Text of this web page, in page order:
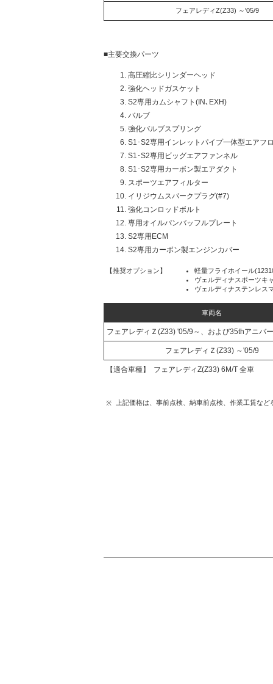
フェアレディZ(Z33) ～'05/9
■主要交換パーツ
高圧縮比シリンダーヘッド
強化ヘッドガスケット
S2専用カムシャフト(IN､EXH)
バルブ
強化バルブスプリング
S1･S2専用インレットパイプ一体型エアフ
S1･S2専用ビッグエアファンネル
S1･S2専用カーボン製エアダクト
スポーツエアフィルター
イリジウムスパークプラグ(#7)
強化コンロッドボルト
専用オイルパンバッフルプレート
S2専用ECM
S2専用カーボン製エンジンカバー
【推奨オプション】
軽量フライホイール
ヴェルディナスポーツキ
ヴェルディナステンレス
車両名
フェアレディＺ(Z33) '05/9～、および35thアニバ
フェアレディＺ(Z33) ～'05/9
【適合車種】 フェアレディZ(Z33) 6M/T 全車
※ 上記価格は、事前点検、納車前点検、作業工賃な